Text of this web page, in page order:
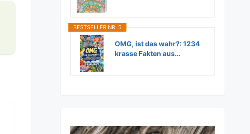
BESTSELLER NR. 5
OMG, ist das wahr?: 1234
krasse Fakten aus...